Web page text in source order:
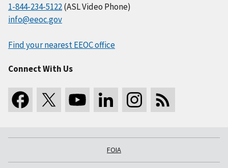
1-844-234-5122(ASL Video Phone)
info@eeoc.gov
Find your nearest EEOC office
Connect With Us
FOIA